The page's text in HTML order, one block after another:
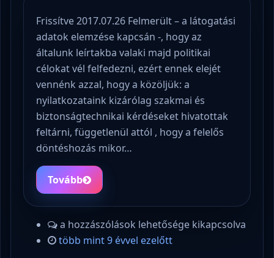
Frissítve 2017.07.26 Felmerült – a látogatási
adatok elemzése kapcsán -, hogy az
általunk leírtakba valaki majd politikai
célokat vél felfedezni, ezért ennek elejét
vennénk azzal, hogy a közöljük: a
nyilatkozataink kizárólag szakmai és
biztonságtechnikai kérdéseket hivatottak
feltárni, függetlenül attól , hogy a felelős
döntéshozás mikor…
Tovább
a hozzászólások lehetősége kikapcsolva
több mint 9 évvel ezelőtt